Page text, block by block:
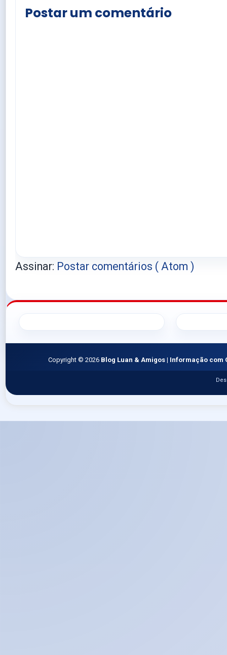
Postar um comentário
Assinar: Postar comentários ( Atom )
Copyright © 2026 Blog Luan & Amigos | Informação